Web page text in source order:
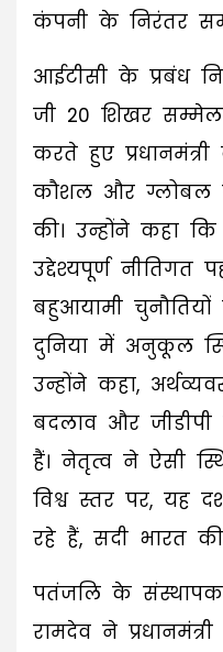
कंपनी के निरंतर
आईटीसी के प्रबंध
जी 20 शिखर
करते हुए प्रधानमंत्री
कौशल और ग्लोबल
की। उन्होंने कहा
उद्देश्यपूर्ण नीतिगत
बहुआयामी
दुनिया में अनुकूल
उन्होंने कहा,
बदलाव और
हैं। नेतृत्व ने ऐसी
विश्व स्तर पर,
रहे हैं, सदी भारत
पतंजलि के संस्थापक
रामदेव ने